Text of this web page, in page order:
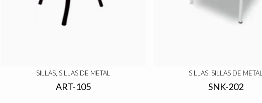
SILLAS, SILLAS DE METAL
ART-105
SILLAS, SILLAS DE METAL
SNK-202